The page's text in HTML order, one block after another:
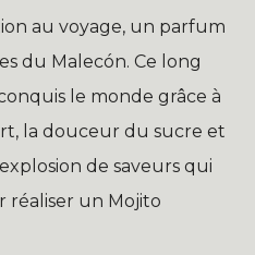
au voyage, un parfum
du Malecón. Ce long
le monde grâce à
la douceur du sucre et
de saveurs qui
réaliser un Mojito